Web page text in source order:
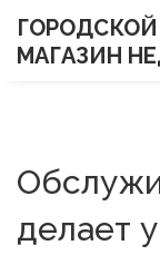
МАГАЗИН
делает